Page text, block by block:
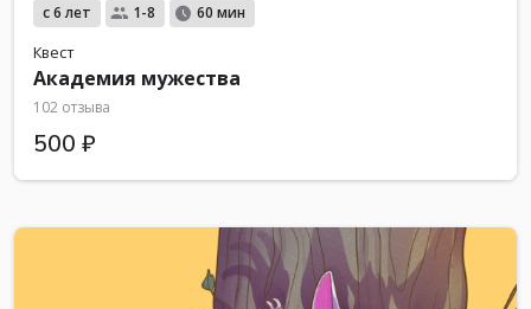
с 6 лет 1-8 60 мин
Квест
Академия мужества
102 отзыва
500 ₽